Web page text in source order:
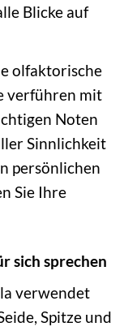
Blicke auf
olfaktorische
verführen mit
Noten
Sinnlichkeit
persönlichen
Sie Ihre
sich sprechen
verwendet
Spitze und